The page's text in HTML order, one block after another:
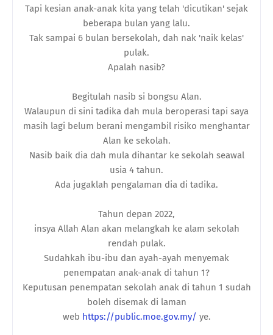
Tapi kesian anak-anak kita yang telah 'dicutikan' sejak
beberapa bulan yang lalu.
Tak sampai 6 bulan bersekolah, dah nak 'naik kelas'
pulak.
Apalah nasib?
Begitulah nasib si bongsu Alan.
Walaupun di sini tadika dah mula beroperasi tapi saya
masih lagi belum berani mengambil risiko menghantar
Alan ke sekolah.
Nasib baik dia dah mula dihantar ke sekolah seawal
usia 4 tahun.
Ada jugaklah pengalaman dia di tadika.
Tahun depan 2022,
insya Allah Alan akan melangkah ke alam sekolah
rendah pulak.
Sudahkah ibu-ibu dan ayah-ayah menyemak
penempatan anak-anak di tahun 1?
Keputusan penempatan sekolah anak di tahun 1 sudah
boleh disemak di laman
web https://public.moe.gov.my/ ye.